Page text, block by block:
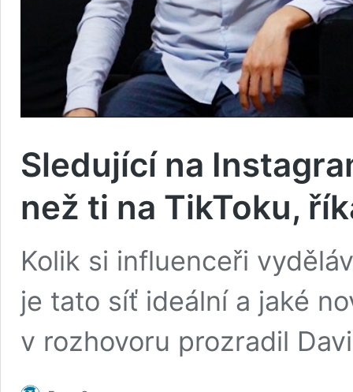
Sledující na
než ti na TikToku,
Kolik si influenceři
je tato síť ideální a jaké
v rozhovoru prozradil